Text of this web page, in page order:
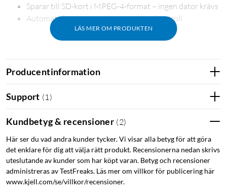
LÄS MER OM PRODUKTEN
Sparar till SD-kort i MPEG-4-format – ingen dator krävs
Automatisk och manuell exponeringskontroll
Ladda in din gamla filmrulle, följ anvisningarna på skärmen
och låt enheten göra jobbet. Sensorn läser av filmen med 2
direkt på ett SD-kort (upp till 128 GB). Du behöver varken
Skärm för direkt förhandsvisning
Den inbyggda 5-tumsskärmen i TFT LCD visar materialet i
realtid så att du kan kontrollera resultatet medan
Producentinformation
Support (1 )
Kundbetyg & recensioner (2)
Här ser du vad andra kunder tycker. Vi visar alla betyg för att göra
det enklare för dig att välja rätt produkt. Recensionerna nedan skrivs
uteslutande av kunder som har köpt varan. Betyg och recensioner
administreras av TestFreaks. Läs mer om villkor för publicering här
www.kjell.com/se/villkor/recensioner.